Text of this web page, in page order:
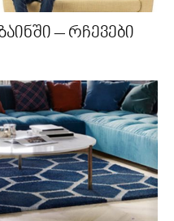
– რჩევები